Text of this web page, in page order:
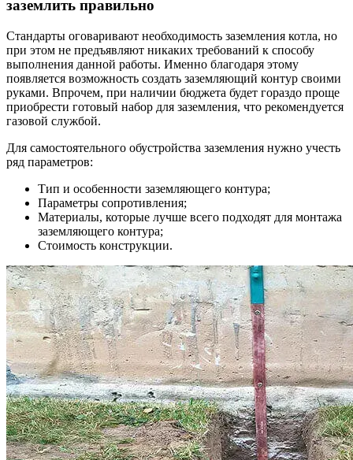
заземлить правильно
Стандарты оговаривают необходимость заземления котла, но
при этом не предъявляют никаких требований к способу
выполнения данной работы. Именно благодаря этому
появляется возможность создать заземляющий контур своими
руками. Впрочем, при наличии бюджета будет гораздо проще
приобрести готовый набор для заземления, что рекомендуется
газовой службой.
Для самостоятельного обустройства заземления нужно учесть
ряд параметров:
Тип и особенности заземляющего контура;
Параметры сопротивления;
Материалы, которые лучше всего подходят для монтажа
заземляющего контура;
Стоимость конструкции.